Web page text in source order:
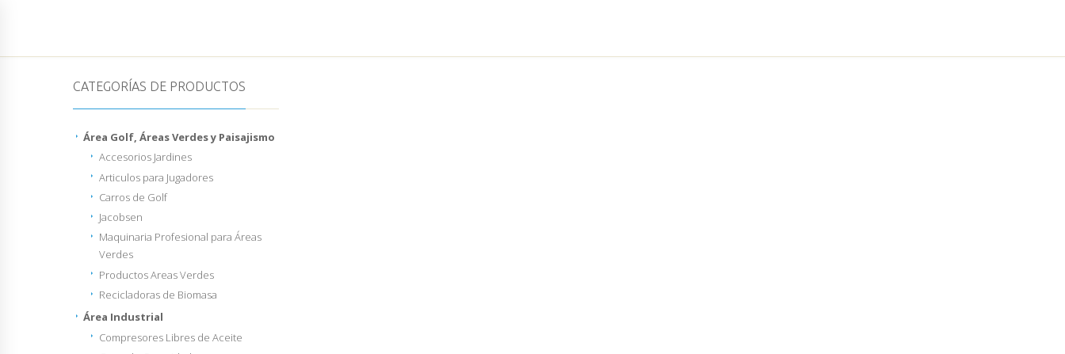
CATEGORÍAS DE PRODUCTOS
Área Golf, Áreas Verdes y Paisajismo
Accesorios Jardines
Articulos para Jugadores
Carros de Golf
Jacobsen
Maquinaria Profesional para Áreas
Verdes
Productos Areas Verdes
Recicladoras de Biomasa
Área Industrial
Compresores Libres de Aceite